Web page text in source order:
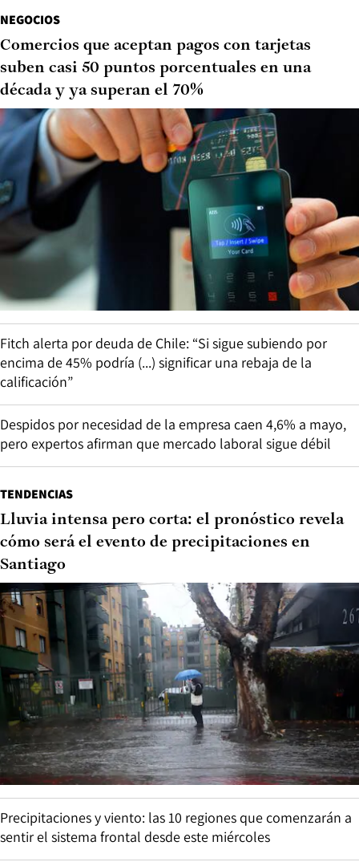
NEGOCIOS
Comercios que aceptan pagos con tarjetas
suben casi 50 puntos porcentuales en una
década y ya superan el 70%
Fitch alerta por deuda de Chile: “Si sigue subiendo por
encima de 45% podría (...) significar una rebaja de la
calificación”
Despidos por necesidad de la empresa caen 4,6% a mayo,
pero expertos afirman que mercado laboral sigue débil
TENDENCIAS
Lluvia intensa pero corta: el pronóstico revela
cómo será el evento de precipitaciones en
Santiago
Precipitaciones y viento: las 10 regiones que comenzarán a
sentir el sistema frontal desde este miércoles